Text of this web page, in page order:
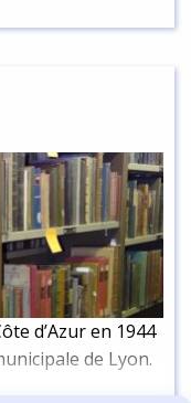
permettant la
guerre
troubles
persécutions
d’Azur en 1944
de Lyon.